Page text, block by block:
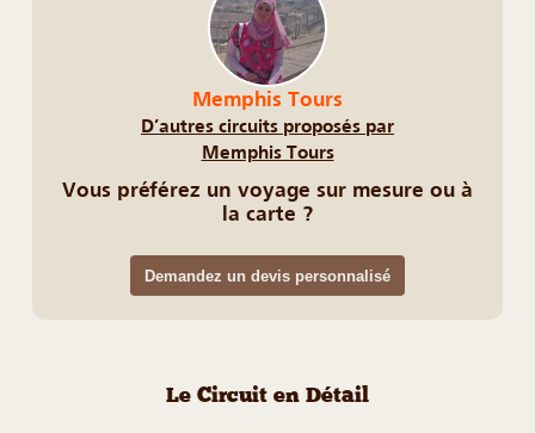
Memphis Tours
D’autres circuits proposés par
Memphis Tours
Vous préférez un voyage sur mesure ou à
la carte ?
Demandez un devis personnalisé
Le Circuit en Détail